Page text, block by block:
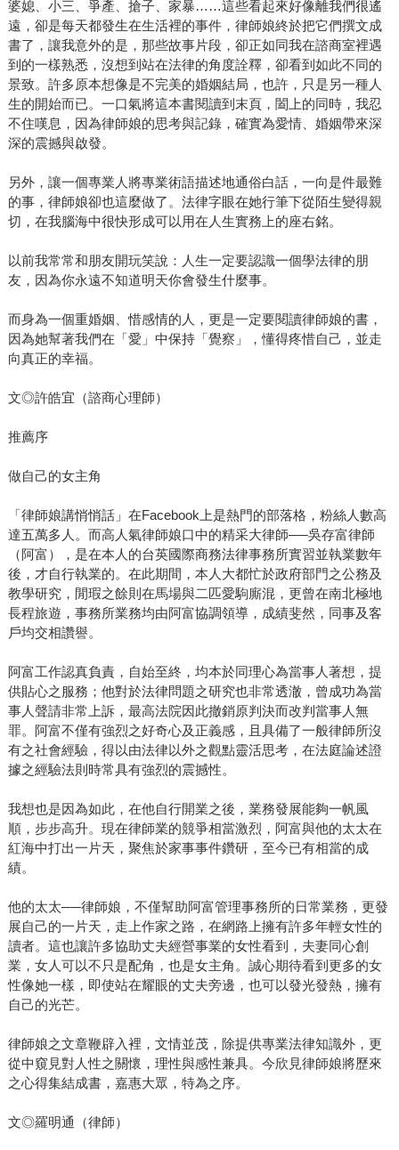
婆媳、小三、爭產、搶子、家暴……這些看起來好像離我們很遙
遠，卻是每天都發生在生活裡的事件，律師娘終於把它們撰文成
書了，讓我意外的是，那些故事片段，卻正如同我在諮商室裡遇
到的一樣熟悉，沒想到站在法律的角度詮釋，卻看到如此不同的
景致。許多原本想像是不完美的婚姻結局，也許，只是另一種人
生的開始而已。一口氣將這本書閱讀到末頁，闔上的同時，我忍
不住嘆息，因為律師娘的思考與記錄，確實為愛情、婚姻帶來深
深的震撼與啟發。
另外，讓一個專業人將專業術語描述地通俗白話，一向是件最難
的事，律師娘卻也這麼做了。法律字眼在她行筆下從陌生變得親
切，在我腦海中很快形成可以用在人生實務上的座右銘。
以前我常常和朋友開玩笑說：人生一定要認識一個學法律的朋
友，因為你永遠不知道明天你會發生什麼事。
而身為一個重婚姻、惜感情的人，更是一定要閱讀律師娘的書，
因為她幫著我們在「愛」中保持「覺察」，懂得疼惜自己，並走
向真正的幸福。
文◎許皓宜（諮商心理師）
推薦序
做自己的女主角
「律師娘講悄悄話」在Facebook上是熱門的部落格，粉絲人數高
達五萬多人。而高人氣律師娘口中的精采大律師──吳存富律師
（阿富），是在本人的台英國際商務法律事務所實習並執業數年
後，才自行執業的。在此期間，本人大都忙於政府部門之公務及
教學研究，閒瑕之餘則在馬場與二匹愛駒廝混，更曾在南北極地
長程旅遊，事務所業務均由阿富協調領導，成績斐然，同事及客
戶均交相讚譽。
阿富工作認真負責，自始至終，均本於同理心為當事人著想，提
供貼心之服務；他對於法律問題之研究也非常透澈，曾成功為當
事人聲請非常上訴，最高法院因此撤銷原判決而改判當事人無
罪。阿富不僅有強烈之好奇心及正義感，且具備了一般律師所沒
有之社會經驗，得以由法律以外之觀點靈活思考，在法庭論述證
據之經驗法則時常具有強烈的震撼性。
我想也是因為如此，在他自行開業之後，業務發展能夠一帆風
順，步步高升。現在律師業的競爭相當激烈，阿富與他的太太在
紅海中打出一片天，聚焦於家事事件鑽研，至今已有相當的成
績。
他的太太──律師娘，不僅幫助阿富管理事務所的日常業務，更發
展自己的一片天，走上作家之路，在網路上擁有許多年輕女性的
讀者。這也讓許多協助丈夫經營事業的女性看到，夫妻同心創
業，女人可以不只是配角，也是女主角。誠心期待看到更多的女
性像她一樣，即使站在耀眼的丈夫旁邊，也可以發光發熱，擁有
自己的光芒。
律師娘之文章鞭辟入裡，文情並茂，除提供專業法律知識外，更
從中窺見對人性之關懷，理性與感性兼具。今欣見律師娘將歷來
之心得集結成書，嘉惠大眾，特為之序。
文◎羅明通（律師）